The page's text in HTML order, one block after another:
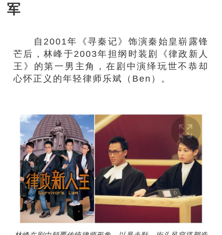
军
自2001年《寻秦记》饰演秦始皇崭露锋
芒后，林峰于2003年担纲时装剧《律政新人
王》的第一男主角，在剧中演绎玩世不恭却
心怀正义的年轻律师乐斌（Ben）。